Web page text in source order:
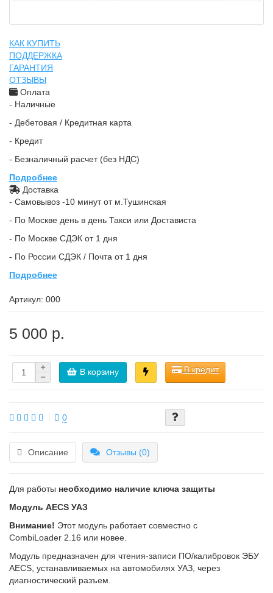
КАК КУПИТЬ
ПОДДЕРЖКА
ГАРАНТИЯ
ОТЗЫВЫ
Оплата
- Наличные
- Дебетовая / Кредитная карта
- Кредит
- Безналичный расчет (без НДС)
Подробнее
Доставка
- Самовывоз -10 минут от м.Тушинская
- По Москве день в день Такси или Достависта
- По Москве СДЭК от 1 дня
- По России СДЭК / Почта от 1 дня
Подробнее
Артикул: 000
5 000 р.
В корзину В кредит
0
Описание Отзывы (0)
Для работы необходимо наличие ключа защиты
Модуль AECS УАЗ
Внимание! Этот модуль работает совместно с
CombiLoader 2.16 или новее.
Модуль предназначен для чтения-записи ПО/калибровок ЭБУ
AECS, устанавливаемых на автомобилях УАЗ, через
диагностический разъем.